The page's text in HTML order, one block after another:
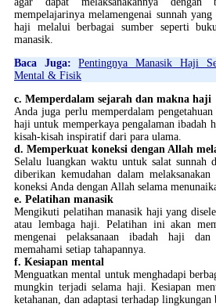
mempelajarinya melamengenai sunnah
haji melalui berbagai sumber seperti
manasik.
Baca Juga:
Pentingnya Manasik Haji
Mental & Fisik
c. Memperdalam sejarah dan makna haji
Anda juga perlu memperdalam
haji untuk memperkaya pengalaman ibadah
kisah-kisah inspiratif dari para ulama.
d. Memperkuat koneksi dengan Allah
Selalu luangkan waktu untuk salat sunnah
diberikan kemudahan dalam
koneksi Anda dengan Allah selama
e. Pelatihan manasik
Mengikuti pelatihan manasik haji yang
atau lembaga haji. Pelatihan ini akan
mengenai pelaksanaan ibadah haji
memahami setiap tahapannya.
f. Kesiapan mental
Menguatkan mental untuk menghadapi
mungkin terjadi selama haji. Kesiapan
ketahanan, dan adaptasi terhadap lingkungan